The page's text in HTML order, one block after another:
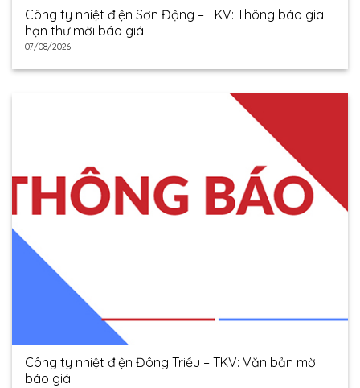
Công ty nhiệt điện Sơn Động – TKV: Thông báo gia
hạn thư mời báo giá
07/08/2026
Công ty nhiệt điện Đông Triều – TKV: Văn bản mời
báo giá